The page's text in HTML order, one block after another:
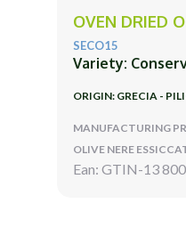
OVEN DRIED
SECO15
Variety:
ORIGIN: GRECIA -
MANUFACTURING
OLIVE NERE
Ean: GTIN-13